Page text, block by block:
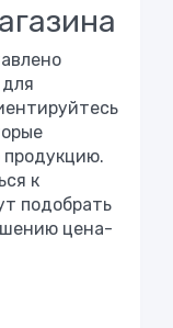
к
подобрать
цена-